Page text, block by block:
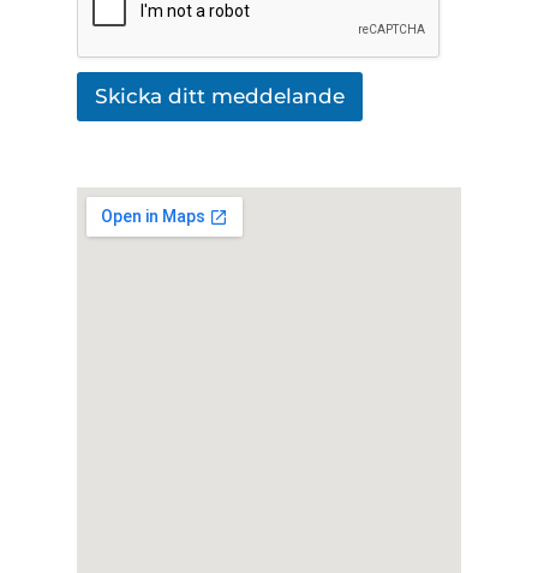
Skicka ditt meddelande